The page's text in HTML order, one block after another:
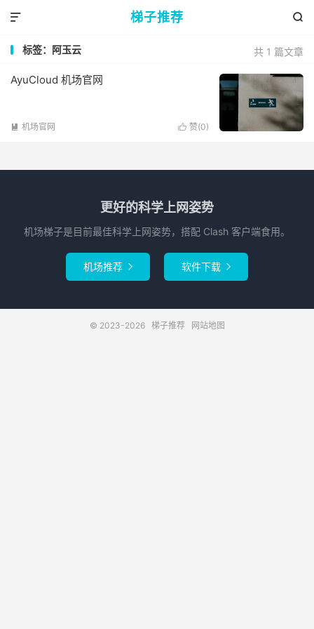
梯子推荐 

共 1 篇文章
标签：阿玉云
AyuCloud 机场官网
 赞(0)
 机场官网
更好的科学上网姿势
机场梯子是目前最佳科学上网姿势，搭配 Clash 客户端食用。
机场推荐  软件下载 
© 2023-2026 梯子推荐 网站地图